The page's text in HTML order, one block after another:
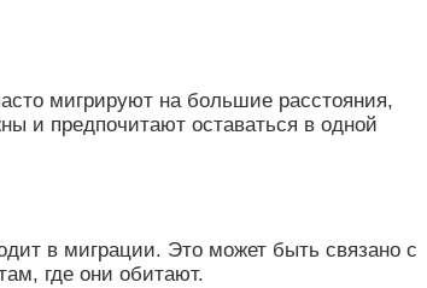
мигрируют на большие расстояния,
и предпочитают оставаться в одной
в миграции. Это может быть связано с
где они обитают.